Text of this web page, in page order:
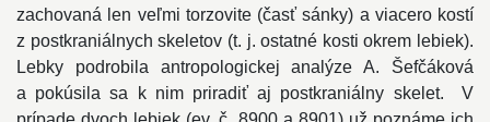
zachovaná len veľmi torzovite (časť sánky) a viacero kostí
z postkraniálnych skeletov (t. j. ostatné kosti okrem lebiek).
Lebky podrobila antropologickej analýze A. Šefčáková
a pokúsila sa k nim priradiť aj postkraniálny skelet. V